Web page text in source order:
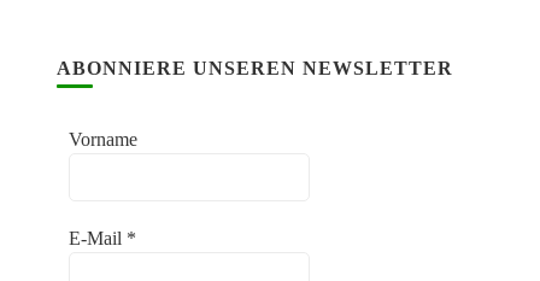
ABONNIERE UNSEREN NEWSLETTER
Vorname
E-Mail *